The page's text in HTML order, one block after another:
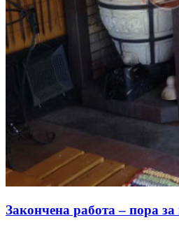
Закончена работа – пора